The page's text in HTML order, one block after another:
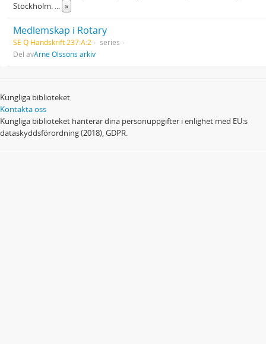
Stockholm. ... »
Medlemskap i Rotary
SE Q Handskrift 237:A:2
series
Del avArne Olssons arkiv
Kungliga biblioteket
Kontakta oss
Kungliga biblioteket hanterar dina personuppgifter i enlighet med EU:s
dataskyddsförordning (2018), GDPR.